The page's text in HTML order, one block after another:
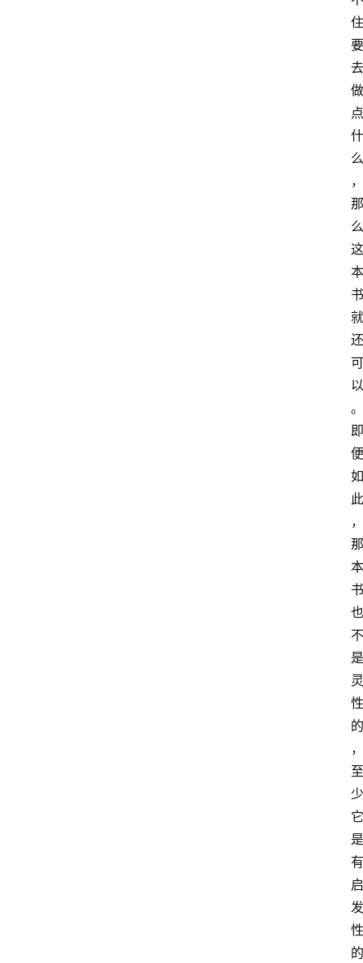
住
要
去
做
点
什
么
，
那
么
这
本
书
就
还
可
以
。
即
便
如
此
，
那
本
书
也
不
是
灵
性
的
，
至
少
它
是
有
启
发
性
的